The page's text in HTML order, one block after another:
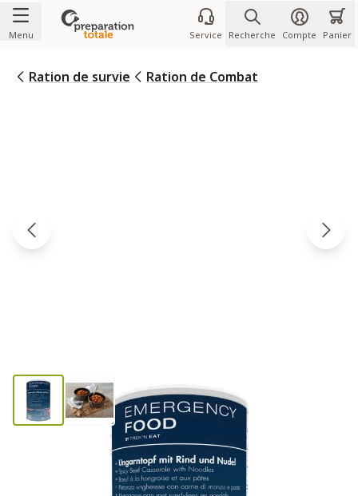
Allez au contenu
Menu Service Recherche Compte Panier
Ration de survie Ration de Combat
Katadyn Ration d'Urgence Ragoût
de bœuf épicé